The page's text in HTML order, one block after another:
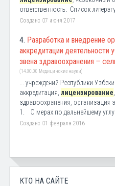
ответственность. Список
Создано 07 июня 2017
4. Разработка и внедрение
аккредитации деятельности
звена здравоохранения –
(14.00.00 Медицинские науки)
... учреждений Республики
аккредитация, лицензирование
здравоохранения, организация
1. О мерах по дальнейшему
Создано 01 февраля 2016
КТО НА САЙТЕ